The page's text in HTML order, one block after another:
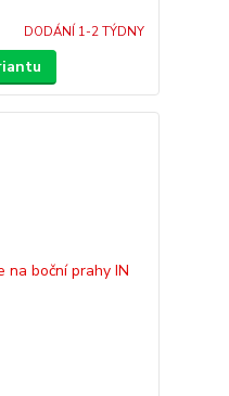
DODÁNÍ 1-2 TÝDNY